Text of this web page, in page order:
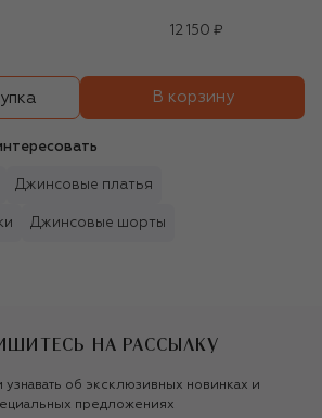
12 150 ₽
В корзину
Джинсовые платья
Джинсовые шорты
НА РАССЫЛКУ
об эксклюзивных новинках и
предложениях